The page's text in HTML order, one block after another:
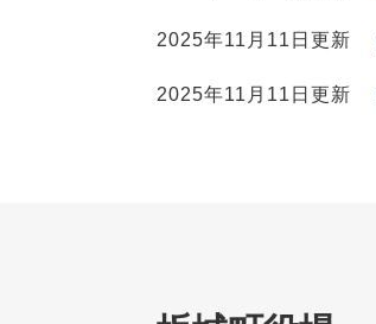
2025年11月11日更新
2025年11月11日更新